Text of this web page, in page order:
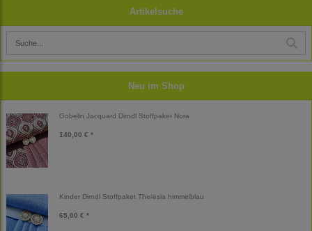
Artikelsuche
Neu im Shop
Gobelin Jacquard Dirndl Stoffpaket Nora
140,00 € *
Kinder Dirndl Stoffpaket Theresia himmelblau
65,00 € *